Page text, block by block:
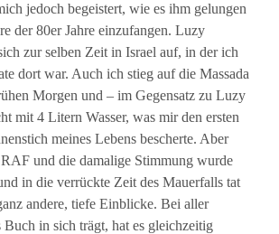
jedoch begeistert, wie es ihm gelungen
der 80er Jahre einzufangen. Luzy
zur selben Zeit in Israel auf, in der ich
dort war. Auch ich stieg auf die Massada
Morgen und – im Gegensatz zu Luzy
mit 4 Litern Wasser, was mir den ersten
meines Lebens bescherte. Aber
und die damalige Stimmung wurde
in die verrückte Zeit des Mauerfalls tat
andere, tiefe Einblicke. Bei aller
in sich trägt, hat es gleichzeitig